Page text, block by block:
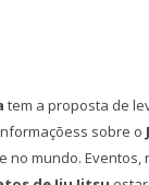
tem a proposta de
sobre o
no mundo. Eventos,